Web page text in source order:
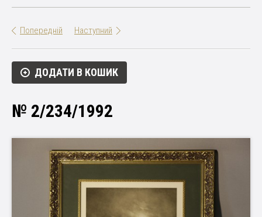
Попередній Наступний
ДОДАТИ В КОШИК
№ 2/234/1992